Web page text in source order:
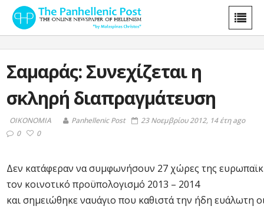
Σαμαράς: Συνεχίζεται η
σκληρή διαπραγμάτευση
ΟΙΚΟΝΟΜΙΑ Panhellenic Post
23 Νοεμβρίου 2012, 14 έτη ago
0
0
Δεν κατάφεραν να συμφωνήσουν 27 χώρες της
τον κοινοτικό προϋπολογισμό 2013 – 2014
και σημειώθηκε ναυάγιο που καθιστά την ήδη